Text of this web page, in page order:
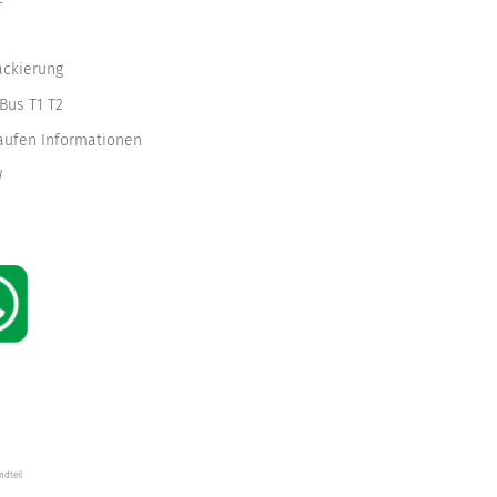
T1 T2
Informationen